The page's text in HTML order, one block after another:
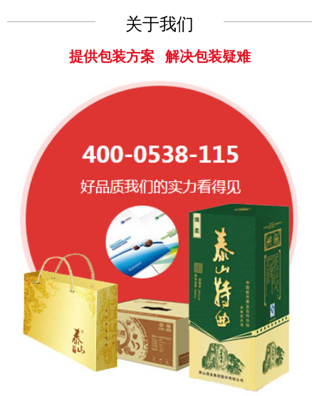
关于我们
提供包装方案 解决包装疑难